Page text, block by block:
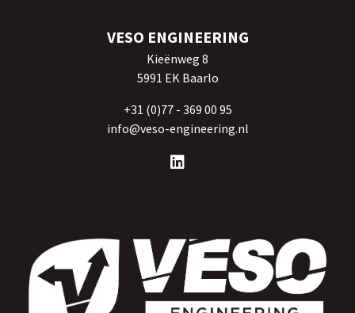
VESO ENGINEERING
Kieënweg 8
5991 EK Baarlo
+31 (0)77 - 369 00 95
info@veso-engineering.nl